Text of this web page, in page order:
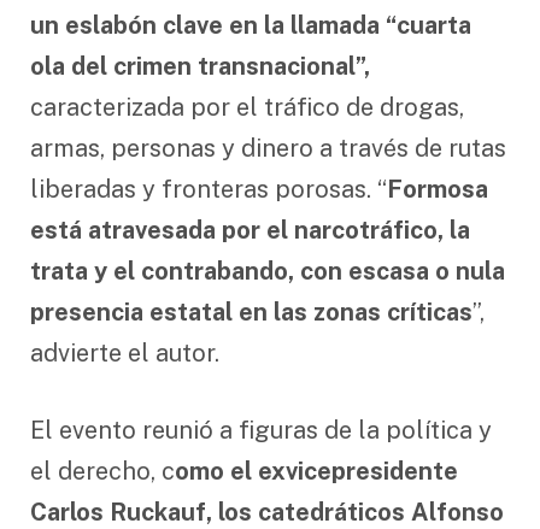
un eslabón clave en la llamada “cuarta
ola del crimen transnacional”,
caracterizada por el tráfico de drogas,
armas, personas y dinero a través de rutas
liberadas y fronteras porosas. “Formosa
está atravesada por el narcotráfico, la
trata y el contrabando, con escasa o nula
presencia estatal en las zonas críticas”,
advierte el autor.
El evento reunió a figuras de la política y
el derecho, como el exvicepresidente
Carlos Ruckauf, los catedráticos Alfonso